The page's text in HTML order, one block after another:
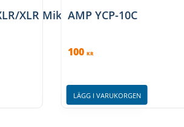
XLR Mikrofonkabel - Black Series
AMP YCP-10C
100 KR
LÄGG I VARUKORGEN